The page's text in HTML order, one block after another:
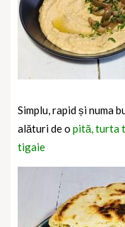
Simplu, rapid și numa
alături de o pită, turta
tigaie